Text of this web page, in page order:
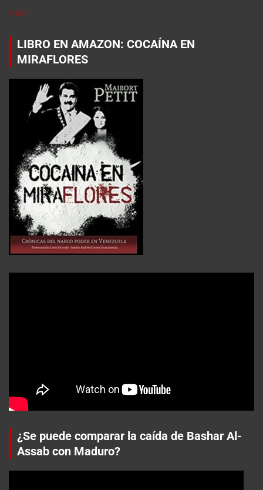
« Jul
LIBRO EN AMAZON: COCAÍNA EN
MIRAFLORES
¿Se puede comparar la caída de Bashar Al-
Assab con Maduro?